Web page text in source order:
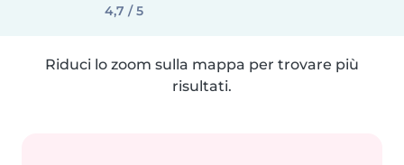
4,7 / 5
Riduci lo zoom sulla mappa per trovare più
risultati.